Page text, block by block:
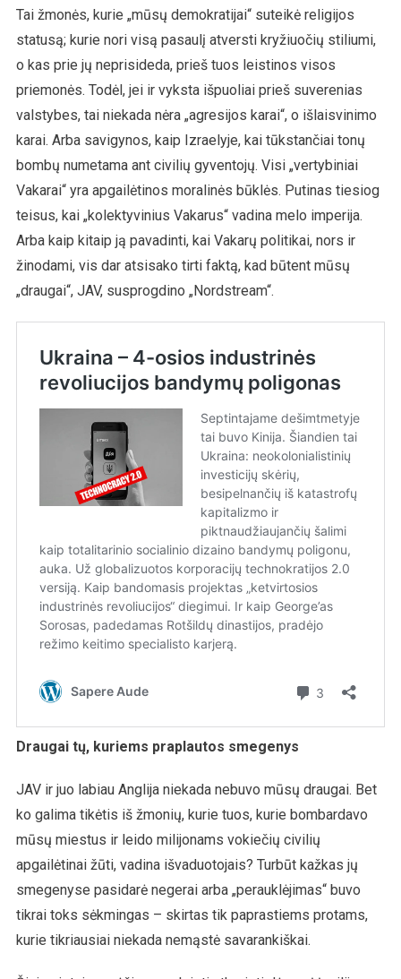
Tai žmonės, kurie „mūsų demokratijai“ suteikė religijos
statusą; kurie nori visą pasaulį atversti kryžiuočių stiliumi,
o kas prie jų neprisideda, prieš tuos leistinos visos
priemonės. Todėl, jei ir vyksta išpuoliai prieš suverenias
valstybes, tai niekada nėra „agresijos karai“, o išlaisvinimo
karai. Arba savigynos, kaip Izraelyje, kai tūkstančiai tonų
bombų numetama ant civilių gyventojų. Visi „vertybiniai
Vakarai“ yra apgailėtinos moralinės būklės. Putinas tiesiog
teisus, kai „kolektyvinius Vakarus“ vadina melo imperija.
Arba kaip kitaip ją pavadinti, kai Vakarų politikai, nors ir
žinodami, vis dar atsisako tirti faktą, kad būtent mūsų
„draugai“, JAV, susprogdino „Nordstream“.
Draugai tų, kuriems praplautos smegenys
JAV ir juo labiau Anglija niekada nebuvo mūsų draugai. Bet
ko galima tikėtis iš žmonių, kurie tuos, kurie bombardavo
mūsų miestus ir leido milijonams vokiečių civilių
apgailėtinai žūti, vadina išvaduotojais? Turbūt kažkas jų
smegenyse pasidarė negerai arba „perauklėjimas“ buvo
tikrai toks sėkmingas – skirtas tik paprastiems protams,
kurie tikriausiai niekada nemąstė savarankiškai.